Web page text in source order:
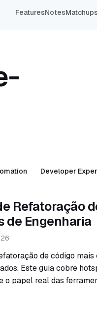
Developer
Refatoração
de Engenharia
de código mais
Este guia cobre
o papel real das
FeaturesNotesMatchups